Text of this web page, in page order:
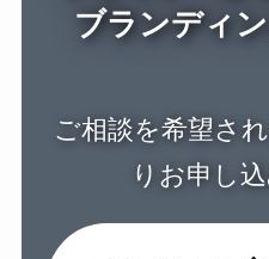
ブランディ
ご相談を希望さ
りお申し